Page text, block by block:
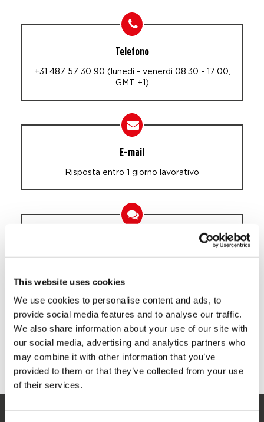
This website uses cookies
We use cookies to personalise content and ads, to
provide social media features and to analyse our traffic.
We also share information about your use of our site with
our social media, advertising and analytics partners who
may combine it with other information that you’ve
provided to them or that they’ve collected from your use
of their services.
Telefono
+31 487 57 30 90 (lunedì - venerdì 08:30 - 17:00,
GMT +1)
E-mail
Risposta entro 1 giorno lavorativo
Whatsapp
Risposta entro 30 minuti nei giorni lavorativi